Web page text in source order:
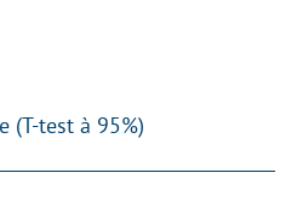
(T-test à 95%)